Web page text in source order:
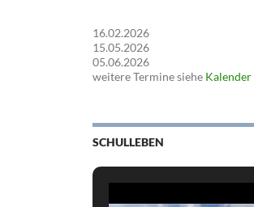
16.02.2026
15.05.2026
05.06.2026
weitere Termine siehe Kalender
SCHULLEBEN